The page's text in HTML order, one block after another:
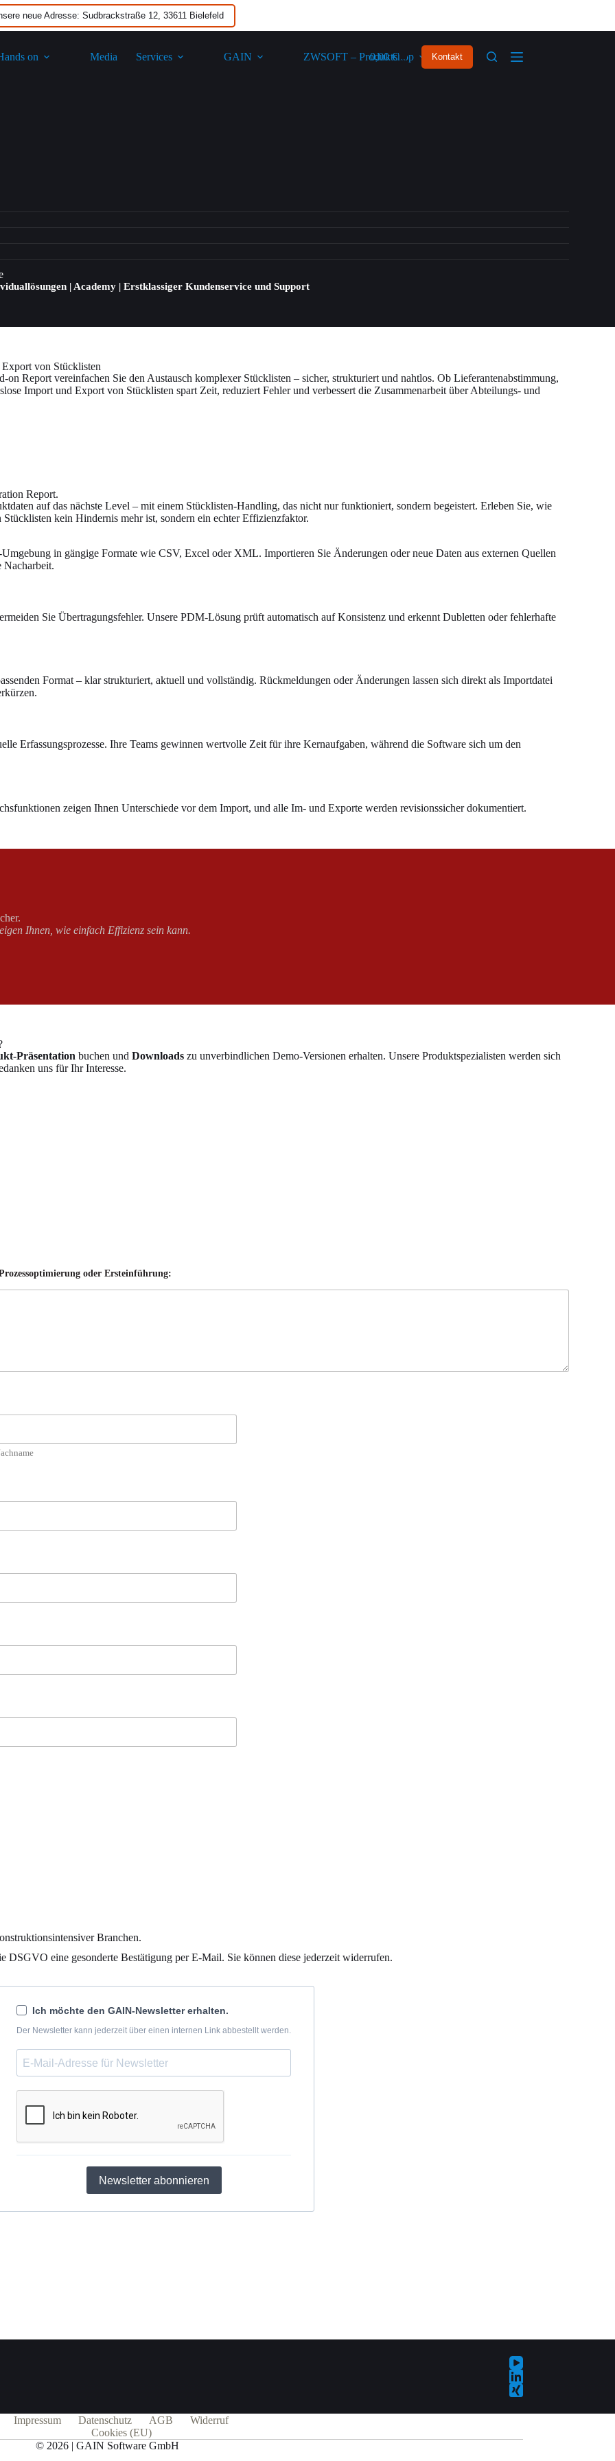
neue Adresse: Sudbrackstraße 12, 33611 Bielefeld
on Media Services GAIN​ ZWSOFT – Produktshop
0,00€ Kontakt
| Academy | Erstklassiger Kundenservice und Support
von Stücklisten
Report vereinfachen Sie den Austausch komplexer Stücklisten – sicher, strukturiert und nahtlos. Ob Lieferantenabstimmung,
Import und Export von Stücklisten spart Zeit, reduziert Fehler und verbessert die Zusammenarbeit über Abteilungs- und
Report.
auf das nächste Level – mit einem Stücklisten-Handling, das nicht nur funktioniert, sondern begeistert. Erleben Sie, wie
kein Hindernis mehr ist, sondern ein echter Effizienzfaktor.
in gängige Formate wie CSV, Excel oder XML. Importieren Sie Änderungen oder neue Daten aus externen Quellen
Nacharbeit.
Sie Übertragungsfehler. Unsere PDM-Lösung prüft automatisch auf Konsistenz und erkennt Dubletten oder fehlerhafte
Format – klar strukturiert, aktuell und vollständig. Rückmeldungen oder Änderungen lassen sich direkt als Importdatei
Erfassungsprozesse. Ihre Teams gewinnen wertvolle Zeit für ihre Kernaufgaben, während die Software sich um den
zeigen Ihnen Unterschiede vor dem Import, und alle Im- und Exporte werden revisionssicher dokumentiert.
Ihnen, wie einfach Effizienz sein kann.
Präsentation buchen undDownloadszu unverbindlichen Demo-Versionen erhalten. Unsere Produktspezialisten werden sich
uns für Ihr Interesse.
oder Ersteinführung:
Branchen.
DSGVO eine gesonderte Bestätigung per E-Mail. Sie können diese jederzeit widerrufen.
Ich möchte den GAIN-Newsletter erhalten.
Der Newsletter kann jederzeit über einen internen Link abbestellt werden.
Newsletter abonnieren
Impressum
Datenschutz AGB
Widerruf
Cookies (EU)
© 2026 | GAIN Software GmbH